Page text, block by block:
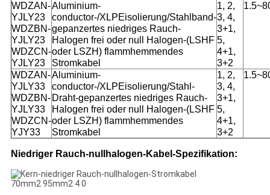
WDZAN-
YJLY23
WDZBN-
YJLY23
WDZCN-
YJLY23
Aluminium-
conductor-/XLPEisolierung/Stahlband-
gepanzertes niedriges Rauch-
Halogen frei oder null Halogen-(LSHF
oder LSZH) flammhemmendes
Stromkabel
1, 2,
3, 4,
3+1,
5,
4+1,
3+2
WDZAN-
YJLY33
WDZBN-
YJLY33
WDZCN-
YJY33
Aluminium-
conductor-/XLPEisolierung/Stahl-
Draht-gepanzertes niedriges Rauch-
Halogen frei oder null Halogen-(LSHF
oder LSZH) flammhemmendes
Stromkabel
1, 2,
3, 4,
3+1,
5,
4+1,
3+2
Niedriger Rauch-nullhalogen-Kabel-Spezifikation: